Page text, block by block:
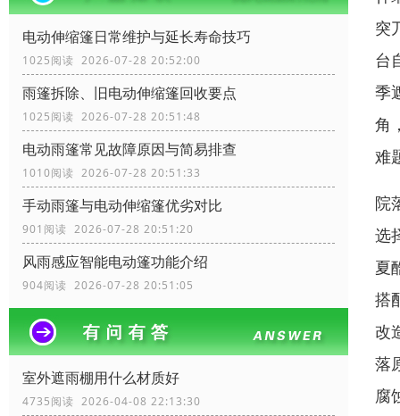
电动伸缩篷日常维护与延长寿命技巧
1025阅读 2026-07-28 20:52:00
雨篷拆除、旧电动伸缩篷回收要点
1025阅读 2026-07-28 20:51:48
电动雨篷常见故障原因与简易排查
1010阅读 2026-07-28 20:51:33
手动雨篷与电动伸缩篷优劣对比
901阅读 2026-07-28 20:51:20
风雨感应智能电动篷功能介绍
904阅读 2026-07-28 20:51:05
室外遮雨棚用什么材质好
4735阅读 2026-04-08 22:13:30
突
台
季
角
难
院
选
夏
搭
改
落
腐